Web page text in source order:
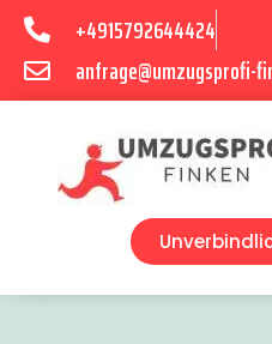
+4915792644424
anfrage@umzugsprofi-